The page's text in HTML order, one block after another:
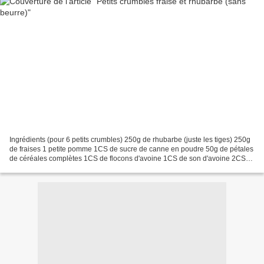
Ingrédients (pour 6 petits crumbles) 250g de rhubarbe (juste les tiges) 250g
de fraises 1 petite pomme 1CS de sucre de canne en poudre 50g de pétales
de céréales complètes 1CS de flocons d'avoine 1CS de son d'avoine 2CS